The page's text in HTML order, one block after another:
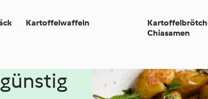
Kartoffelwaffeln
Chiasamen